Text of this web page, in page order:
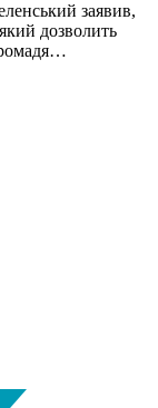
заявив,
дозволить